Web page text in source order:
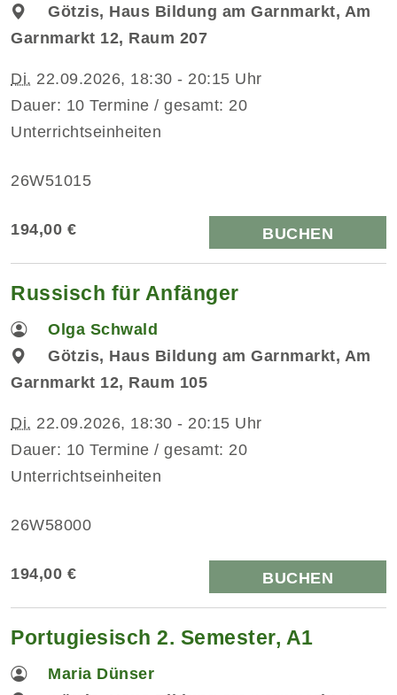
Götzis, Haus Bildung am Garnmarkt, Am
Garnmarkt 12, Raum 207
Di. 22.09.2026, 18:30 - 20:15 Uhr
Dauer: 10 Termine / gesamt: 20
Unterrichtseinheiten
26W51015
194,00 € BUCHEN
Russisch für Anfänger
Olga Schwald
Götzis, Haus Bildung am Garnmarkt, Am
Garnmarkt 12, Raum 105
Di. 22.09.2026, 18:30 - 20:15 Uhr
Dauer: 10 Termine / gesamt: 20
Unterrichtseinheiten
26W58000
194,00 € BUCHEN
Portugiesisch 2. Semester, A1
Maria Dünser